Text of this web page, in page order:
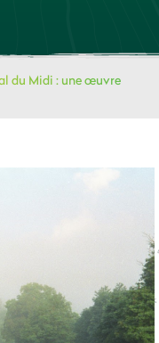
du Midi : une œuvre